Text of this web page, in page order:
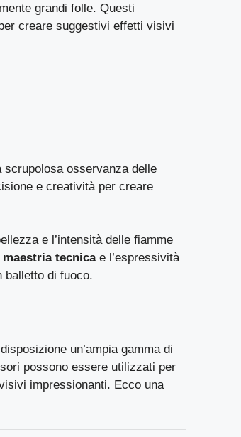
grandi folle. Questi
creare suggestivi effetti visivi
scrupolosa osservanza delle
e creatività per creare
e l’intensità delle fiamme
maestria tecnicae l’espressività
balletto di fuoco.
un’ampia gamma di
possono essere utilizzati per
impressionanti. Ecco una